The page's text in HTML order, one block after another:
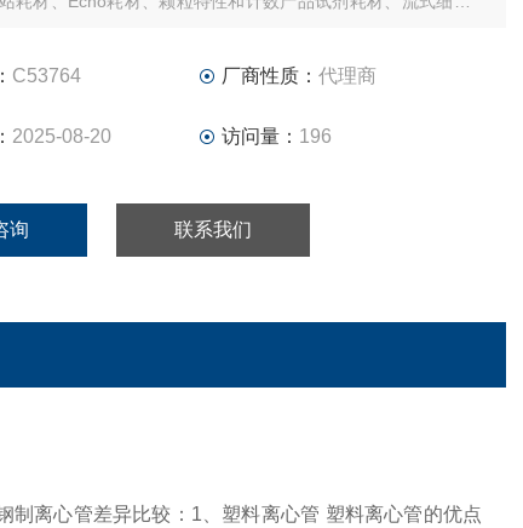
C53764 厂商性质： 代理商
2025-08-20 访问量： 196
询 联系我们
离心管差异比较：1、塑料离心管 塑料离心管的优点